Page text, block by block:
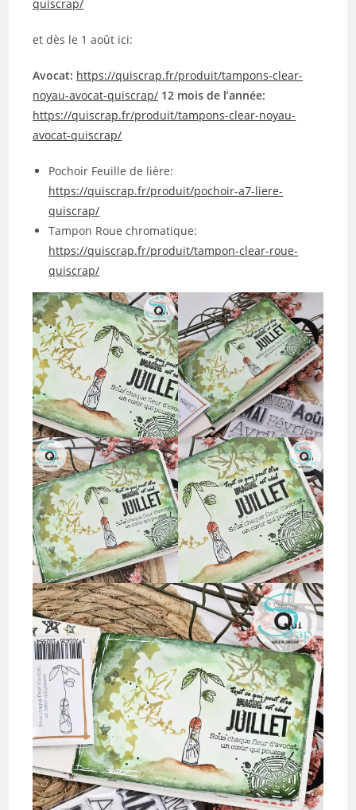
quiscrap/
et dès le 1 août ici:
Avocat: https://quiscrap.fr/produit/tampons-clear-
noyau-avocat-quiscrap/ 12 mois de l’année:
https://quiscrap.fr/produit/tampons-clear-noyau-
avocat-quiscrap/
Pochoir Feuille de lière:
https://quiscrap.fr/produit/pochoir-a7-liere-
quiscrap/
Tampon Roue chromatique:
https://quiscrap.fr/produit/tampon-clear-roue-
quiscrap/